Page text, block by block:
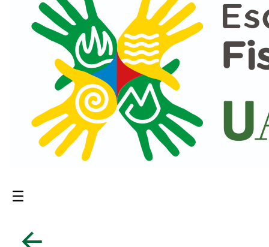
Contenido principal